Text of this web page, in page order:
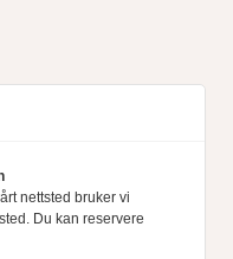
nettsted bruker vi
Du kan reservere